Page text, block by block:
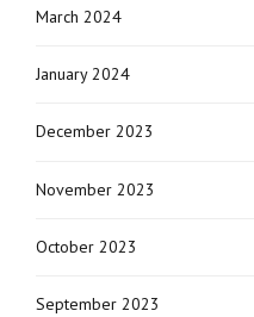
March 2024
January 2024
December 2023
November 2023
October 2023
September 2023